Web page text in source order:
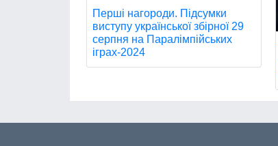
Перші нагороди. Підсумки
виступу української збірної 29
серпня на Паралімпійських
іграх-2024